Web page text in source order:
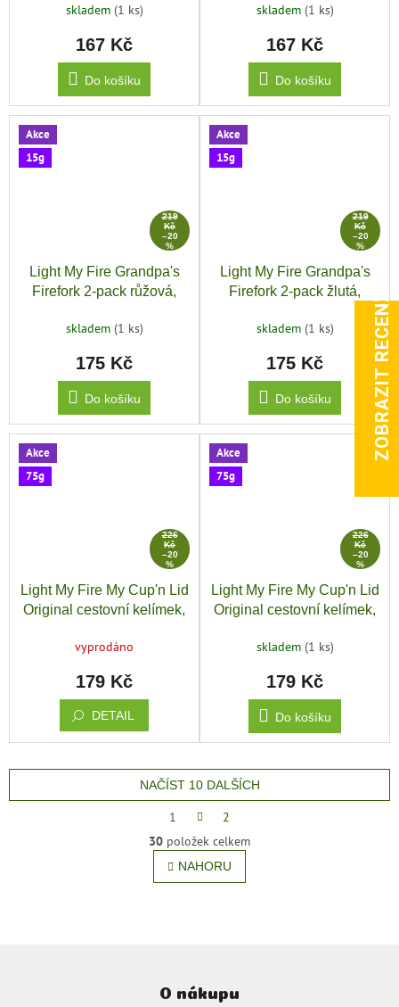
skladem (1 ks)
167 Kč
Do košíku
skladem (1 ks)
167 Kč
Do košíku
Akce
15g
219
Kč
–20
%
Light My Fire Grandpa's
Firefork 2-pack růžová,
skladem (1 ks)
175 Kč
Do košíku
Akce
15g
219
Kč
–20
%
Light My Fire Grandpa's
Firefork 2-pack žlutá,
skladem (1 ks)
175 Kč
Do košíku
Akce
75g
226
Kč
–20
%
Light My Fire My Cup'n Lid
Original cestovní kelímek,
vyprodáno
179 Kč
DETAIL
Akce
75g
226
Kč
–20
%
Light My Fire My Cup'n Lid
Original cestovní kelímek,
skladem (1 ks)
179 Kč
Do košíku
v
l
á
NAČÍST 10 DALŠÍCH
t
r
á
n
k
1
2
30 položek celkem
NAHORU
O nákupu
ZOBRAZIT RECENZE